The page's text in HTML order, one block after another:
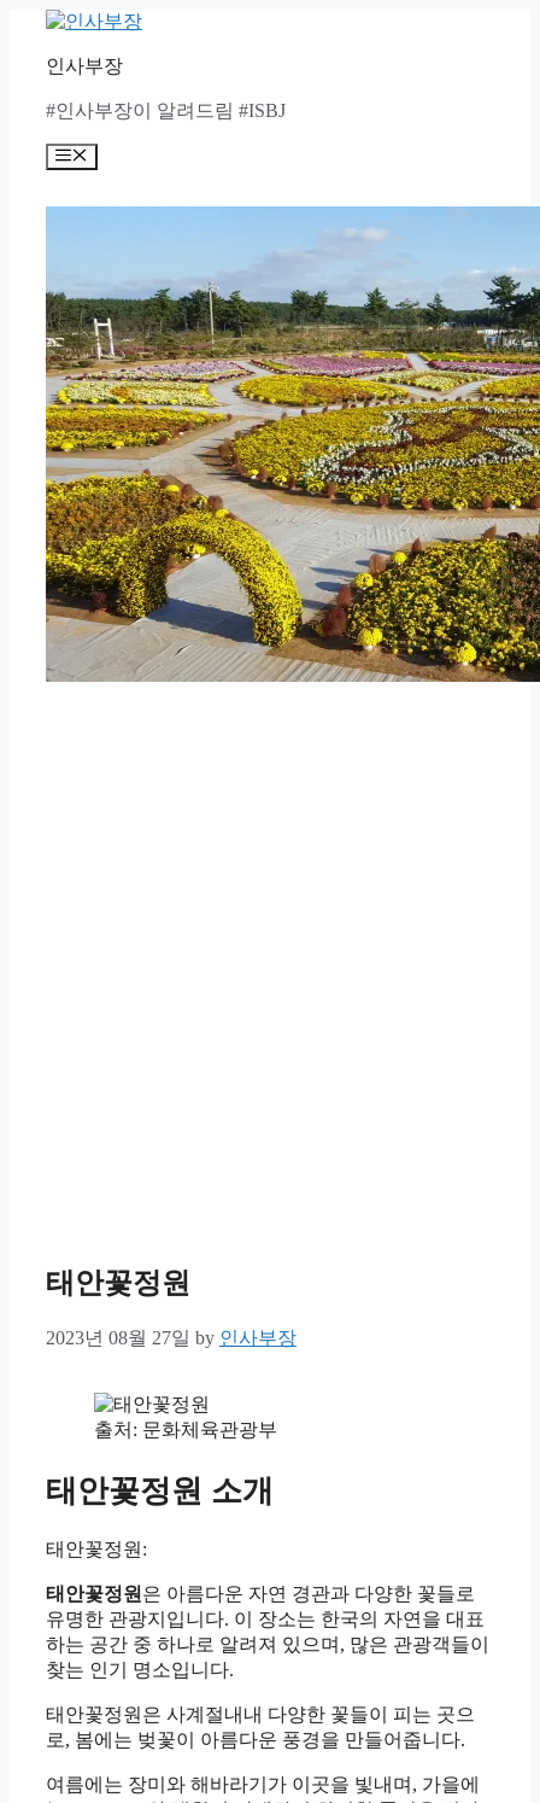
content인사부장
#인사부장이 알려드림 #ISBJ
Menu
태안꽃정원
2023년 08월 27일 by 인사부장
출처: 문화체육관광부
태안꽃정원 소개
태안꽃정원:
태안꽃정원 은 아름다운 자연 경관과 다양한 꽃들로
유명한 관광지입니다. 이 장소는 한국의 자연을 대표
하는 공간 중 하나로 알려져 있으며, 많은 관광객들이
찾는 인기 명소입니다.
태안꽃정원은 사계절내내 다양한 꽃들이 피는 곳으
로, 봄에는 벚꽃이 아름다운 풍경을 만들어줍니다.
여름에는 장미와 해바라기가 이곳을 빛내며, 가을에